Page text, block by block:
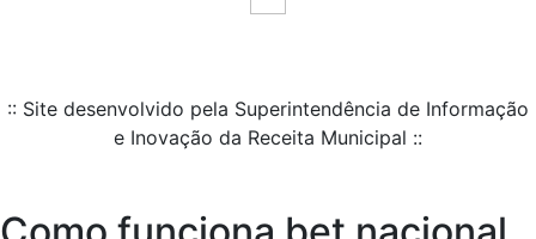
:: Site desenvolvido pela Superintendência de Informação
e Inovação da Receita Municipal ::